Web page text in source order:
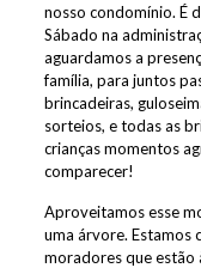
nosso condomínio. É
Sábado na
aguardamos a
família, para juntos
brincadeiras,
sorteios, e todas as
crianças momentos
comparecer!
Aproveitamos esse
uma árvore. Estamos
moradores que estão